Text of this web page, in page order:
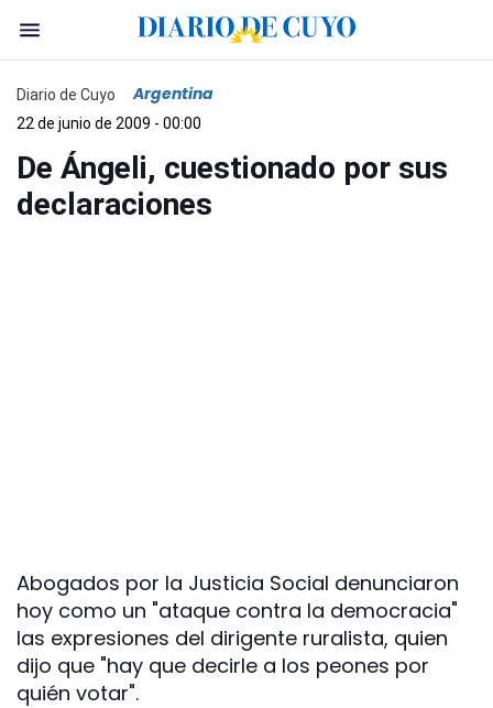
Diario de Cuyo Argentina
22 de junio de 2009 - 00:00
De Ángeli, cuestionado por sus
declaraciones
Abogados por la Justicia Social denunciaron
hoy como un "ataque contra la democracia"
las expresiones del dirigente ruralista, quien
dijo que "hay que decirle a los peones por
quién votar".